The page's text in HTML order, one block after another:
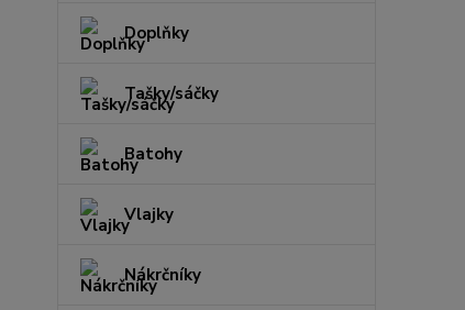
Doplňky
Tašky/sáčky
Batohy
Vlajky
Nákrčníky